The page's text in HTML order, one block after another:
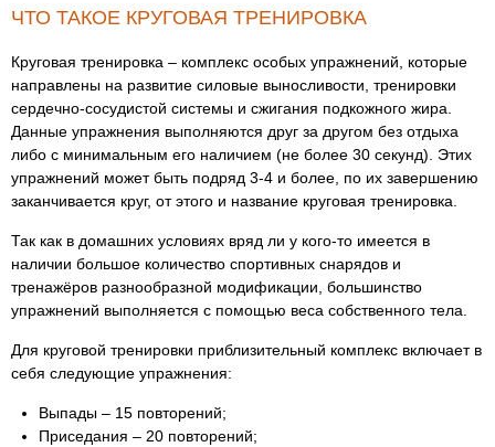
ЧТО ТАКОЕ КРУГОВАЯ ТРЕНИРОВКА
Круговая тренировка – комплекс особых упражнений, которые
направлены на развитие силовые выносливости, тренировки
сердечно-сосудистой системы и сжигания подкожного жира.
Данные упражнения выполняются друг за другом без отдыха
либо с минимальным его наличием (не более 30 секунд). Этих
упражнений может быть подряд 3-4 и более, по их завершению
заканчивается круг, от этого и название круговая тренировка.
Так как в домашних условиях вряд ли у кого-то имеется в
наличии большое количество спортивных снарядов и
тренажёров разнообразной модификации, большинство
упражнений выполняется с помощью веса собственного тела.
Для круговой тренировки приблизительный комплекс включает в
себя следующие упражнения:
Выпады – 15 повторений;
Приседания – 20 повторений;